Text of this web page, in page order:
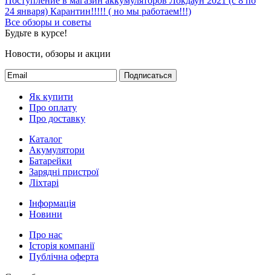
24 января) Карантин!!!!! ( но мы работаем!!!)
Все обзоры и советы
Будьте в курсе!
Новости, обзоры и акции
Подписаться
Як купити
Про оплату
Про доставку
Каталог
Акумулятори
Батарейки
Зарядні пристрої
Ліхтарі
Інформація
Новини
Про нас
Історія компанії
Публічна оферта